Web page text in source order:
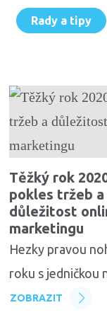
Rady a tipy
Těžký rok
pokles tržeb a
důležitost
marketingu
Hezky pravou
roku s jedničkou
ZOBRAZIT